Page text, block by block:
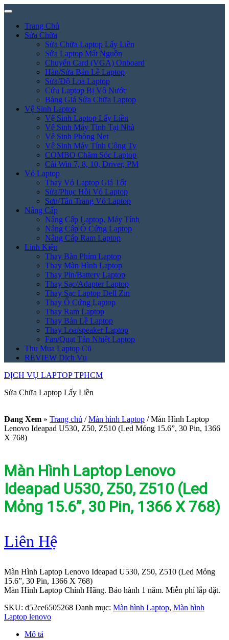
Trang Chủ
Sửa Chữa
Sửa Chữa Laptop Lấy Liền
Sửa Laptop Mất Nguồn
Chuyển Card (VGA) Onboard
Hàn/Sửa Bản Lề Laptop
Sửa/Độ Loa Laptop
Cứu Laptop Bị Vô Nước
Bảng Giá Sửa Chữa Laptop
Vệ Sinh Laptop
Vệ Sinh Laptop Lấy Liền
Vệ Sinh Máy Tính Tại Nhà
Vệ Sinh Phòng Net
Vệ Sinh Máy Tính Công Ty
COMBO Chăm Sóc Laptop
Cài Win 7, 8, 10, Driver, PM
Vỏ Laptop
Thay Vỏ Laptop Giá Tốt
Sửa/Phục Hồi Vỏ Laptop
Sơn/Tân Trang Vỏ Laptop
Nâng Cấp
Nâng Cấp Laptop, Máy Tính
Nâng Cấp Ổ Cứng Laptop
Nâng Cấp Ram Laptop
Linh Kiện
Thay Bàn Phím Laptop
Thay Màn Hình Laptop
Thay Pin/Battery Laptop
Thay Sạc/Adapter Laptop
Thay Sạc Laptop Dell Zin
Thay Ổ Cứng Laptop
Thay Ram Laptop
Thay Bản Lề Laptop
Thay Loa/speaker Laptop
Fan/Quạt Tản Nhiệt Laptop
Thu Mua Laptop Cũ
REVIEW Dịch Vụ
DỊCH VỤ LAPTOP TPHCM
Sửa Chữa Laptop Lấy Liền
Đang Xem » Trang chủ / Màn hình Laptop /Màn Hình Laptop
Lenovo Ideapad U530, Z50, Z510 (Led Mỏng 15.6”, 30 Pin, 1366
X 768)
Màn Hình Laptop Lenovo
Ideapad U530, Z50, Z510 (Led
Mỏng 15.6”, 30 Pin, 1366 X 768)
Liên Hệ
Màn Hình Laptop Lenovo Ideapad U530, Z50, Z510 (Led Mỏng
15.6”, 30 Pin, 1366 X 768)
Màn Hình Laptop Chính Hãng. Bảo hành 1 năm. Miễn phí lắp đặt.
SKU: d52ce6505268 Danh mục: Màn hình Laptop, Màn hình
Laptop lenovo
Mô tả